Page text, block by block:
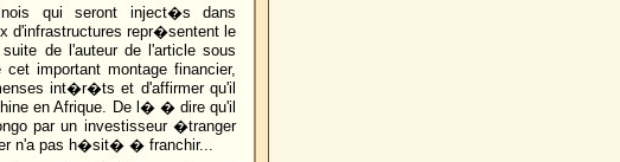
qui seront inject�s dans
d'infrastructures repr�sentent le
de l'auteur de l'article sous
important montage financier,
int�r�ts et d'affirmer qu'il
en Afrique. De l� � dire qu'il
par un investisseur �tranger
n'a pas h�sit� � franchir...